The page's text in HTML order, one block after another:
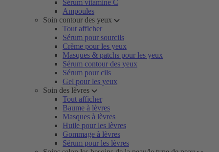
Sérum vitamine C
Ampoules
Soin contour des yeux
Tout afficher
Sérum pour sourcils
Crème pour les yeux
Masques & patchs pour les yeux
Sérum contour des yeux
Sérum pour cils
Gel pour les yeux
Soin des lèvres
Tout afficher
Baume à lèvres
Masques à lèvres
Huile pour les lèvres
Gommage à lèvres
Sérum pour les lèvres